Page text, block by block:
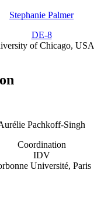
Stephanie Palmer
DE-8
of Chicago, USA
Pachkoff-Singh
Coordination
IDV
Université, Paris